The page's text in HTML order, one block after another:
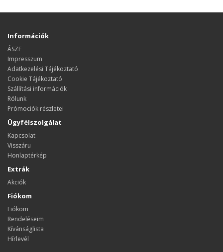
Információk
ÁSZF
Impresszum
Adatkezelési Tájékoztató
Cookie Tájékoztató
Szállítási információk
Rólunk
Prómociók részletei
Ügyfélszolgálat
Kapcsolat
Visszáru
Honlaptérkép
Extrák
Akciók
Fiókom
Fiókom
Rendeléseim
Kívánságlista
Hírlevél